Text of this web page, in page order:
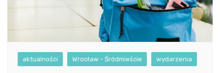
aktualności Wrocław - Śródmieście wydarzenia